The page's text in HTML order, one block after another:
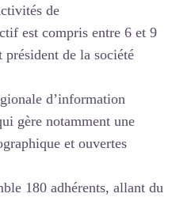
de
est compris entre 6 et 9
de la société
d’information
gère notamment une
et ouvertes
180 adhérents, allant du